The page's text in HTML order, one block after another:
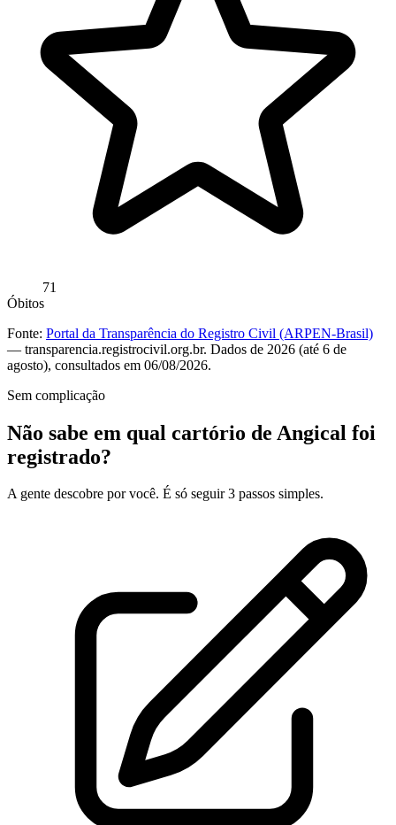
71
Óbitos
Fonte: Portal da Transparência do Registro Civil (ARPEN-Brasil)
— transparencia.registrocivil.org.br. Dados de 2026 (até 6 de
agosto), consultados em 06/08/2026.
Sem complicação
Não sabe em qual cartório de Angical foi
registrado?
A gente descobre por você. É só seguir 3 passos simples.